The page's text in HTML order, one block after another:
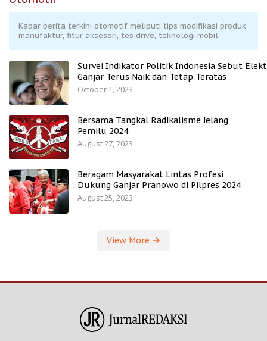
Kabar berita terkini otomotif meliputi tips modifikasi produk
manufaktur, fitur aksesori, tes drive, teknologi mobil.
Survei Indikator Politik Indonesia Sebut
Ganjar Terus Naik dan Tetap Teratas
October 1, 2023
Bersama Tangkal Radikalisme Jelang
Pemilu 2024
August 27, 2023
Beragam Masyarakat Lintas Profesi
Dukung Ganjar Pranowo di Pilpres 2024
August 25, 2023
View More